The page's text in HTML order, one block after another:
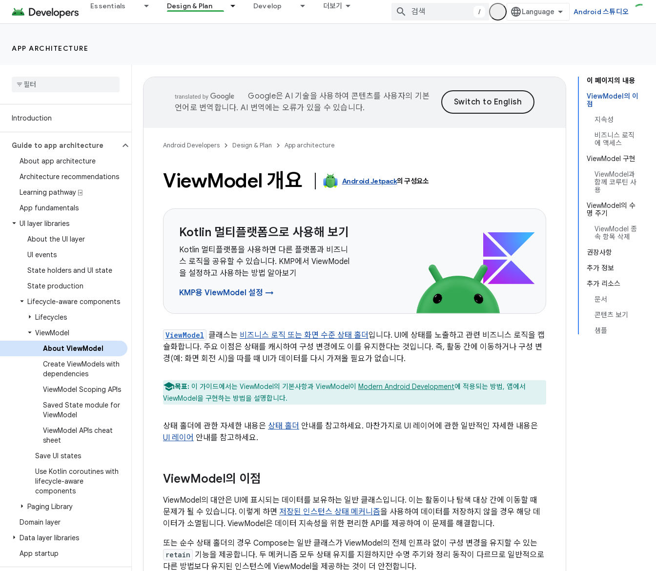
Essentials Design & Plan Develop 더보기
/ Android 스튜디오
APP ARCHITECTURE
Introduction
Guide to app architecture
About app architecture
Architecture recommendations
Learning pathway ⍈
App fundamentals
UI layer libraries
About the UI layer
UI events
State holders and UI state
State production
Lifecycle-aware components
Lifecycles
ViewModel
About ViewModel
Create ViewModels with
dependencies
ViewModel Scoping APIs
Saved State module for
ViewModel
ViewModel APIs cheat
sheet
Save UI states
Use Kotlin coroutines with
lifecycle-aware
components
Paging Library
Domain layer
Data layer libraries
App startup
이 페이지의 내용
ViewModel의 이
점
지속성
비즈니스 로직
에 액세스
ViewModel 구현
ViewModel과
함께 코루틴 사
용
ViewModel의 수
명 주기
ViewModel 종
속 항목 삭제
권장사항
추가 정보
추가 리소스
문서
콘텐츠 보기
샘플
Google은 AI 기술을 사용하여 콘텐츠를 사용자의 기본
언어로 번역합니다. AI 번역에는 오류가 있을 수 있습니다.
Android Developers Design & Plan App architecture
ViewModel 개요 Android Jetpack의 구성요소
Kotlin 멀티플랫폼으로 사용해 보기
Kotlin 멀티플랫폼을 사용하면 다른 플랫폼과 비즈니
스 로직을 공유할 수 있습니다. KMP에서 ViewModel
을 설정하고 사용하는 방법 알아보기
KMP용 ViewModel 설정 →
ViewModel 클래스는 비즈니스 로직 또는 화면 수준 상태 홀더 입니다. UI에 상태를 노출하고 관련 비즈니스 로직을 캡
슐화합니다. 주요 이점은 상태를 캐시하여 구성 변경에도 이를 유지한다는 것입니다. 즉, 활동 간에 이동하거나 구성 변
경(예: 화면 회전 시)을 따를 때 UI가 데이터를 다시 가져올 필요가 없습니다.
목표: 이 가이드에서는 ViewModel의 기본사항과 ViewModel이 Modern Android Development에 적용되는 방법, 앱에서
ViewModel을 구현하는 방법을 설명합니다.
상태 홀더에 관한 자세한 내용은 상태 홀더 안내를 참고하세요. 마찬가지로 UI 레이어에 관한 일반적인 자세한 내용은
UI 레이어 안내를 참고하세요.
ViewModel의 이점
ViewModel의 대안은 UI에 표시되는 데이터를 보유하는 일반 클래스입니다. 이는 활동이나 탐색 대상 간에 이동할 때
문제가 될 수 있습니다. 이렇게 하면 저장된 인스턴스 상태 메커니즘을 사용하여 데이터를 저장하지 않을 경우 해당 데
이터가 소멸됩니다. ViewModel은 데이터 지속성을 위한 편리한 API를 제공하여 이 문제를 해결합니다.
또는 순수 상태 홀더의 경우 Compose는 일반 클래스가 ViewModel의 전체 인프라 없이 구성 변경을 유지할 수 있는
retain 기능을 제공합니다. 두 메커니즘 모두 상태 유지를 지원하지만 수명 주기와 정리 동작이 다르므로 일반적으로
다른 방법보다 유지된 인스턴스에 ViewModel을 제공하는 것이 더 안전합니다.